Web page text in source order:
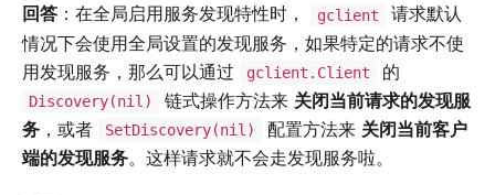
回答 ：在全局启用服务发现特性时， gclient
请求默认
情况下会使用全局设置的发现服务，如果特定的请求不使
用发现服务，那么可以通过
gclient.Client 的
Discovery(nil) 链式操作方法来 关闭当前请求的发现服
务 ，或者 SetDiscovery(nil) 配置方法来 关闭当前客户
端的发现服务。这样请求就不会走发现服务啦。